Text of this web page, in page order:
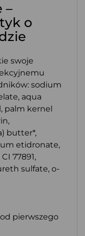
–
o
swoje
sodium
aqua
palm kernel
butter*,
etidronate,
77891,
sulfate, o-
pierwszego